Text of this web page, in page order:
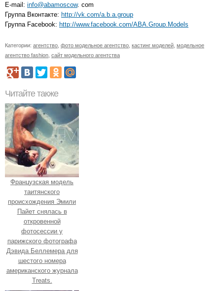
E-mail: info@abamoscow. com
Группа Вконтакте: http://vk.com/a.b.a.group
Группа Facebook: http://www.facebook.com/ABA.Group.Models
Категории: агентство фото модельное агентство кастинг моделей модельное
агентство fashion сайт модельного агентства
Читайте также
Французская модель
таитянского
происхождения Эмили
Пайет снялась в
откровенной
фотосессии у
парижского фотографа
Дэвида Беллемера для
шестого номера
американского журнала
Treats.